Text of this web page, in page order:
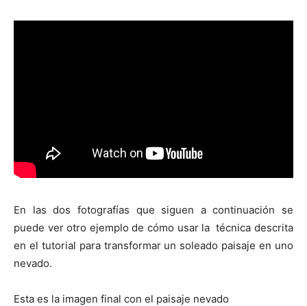
En las dos fotografías que siguen a continuación se
puede ver otro ejemplo de cómo usar la técnica descrita
en el tutorial para transformar un soleado paisaje en uno
nevado.
Esta es la imagen final con el paisaje nevado